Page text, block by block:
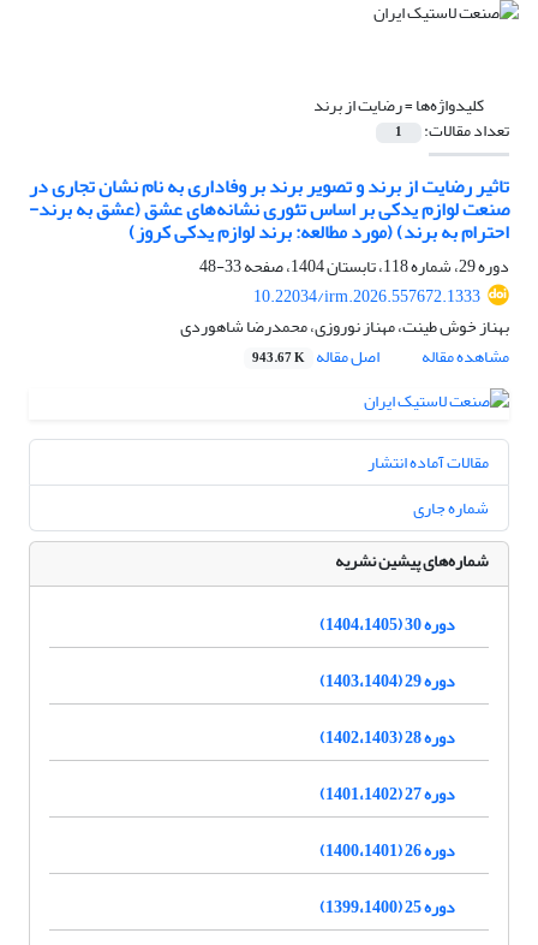
کلیدواژه‌ها =رضایت از برند
تعداد مقالات: 1
تاثیر رضایت از برند و تصویر برند بر وفاداری به نام نشان تجاری در
صنعت لوازم یدکی بر اساس تئوری نشانه‌های عشق (عشق به برند-
احترام به برند) (مورد مطالعه: برند لوازم یدکی کروز)
دوره 29، شماره 118، تابستان 1404، صفحه
33-48
10.22034/irm.2026.557672.1333
بهناز خوش طینت، مهناز نوروزی، محمدرضا شاهوردی
مشاهده مقاله
اصل مقاله 943.67 K
مقالات آماده انتشار
شماره جاری
شماره‌های پیشین نشریه
دوره 30 (1404،1405)
دوره 29 (1403،1404)
دوره 28 (1402،1403)
دوره 27 (1401،1402)
دوره 26 (1400،1401)
دوره 25 (1399،1400)